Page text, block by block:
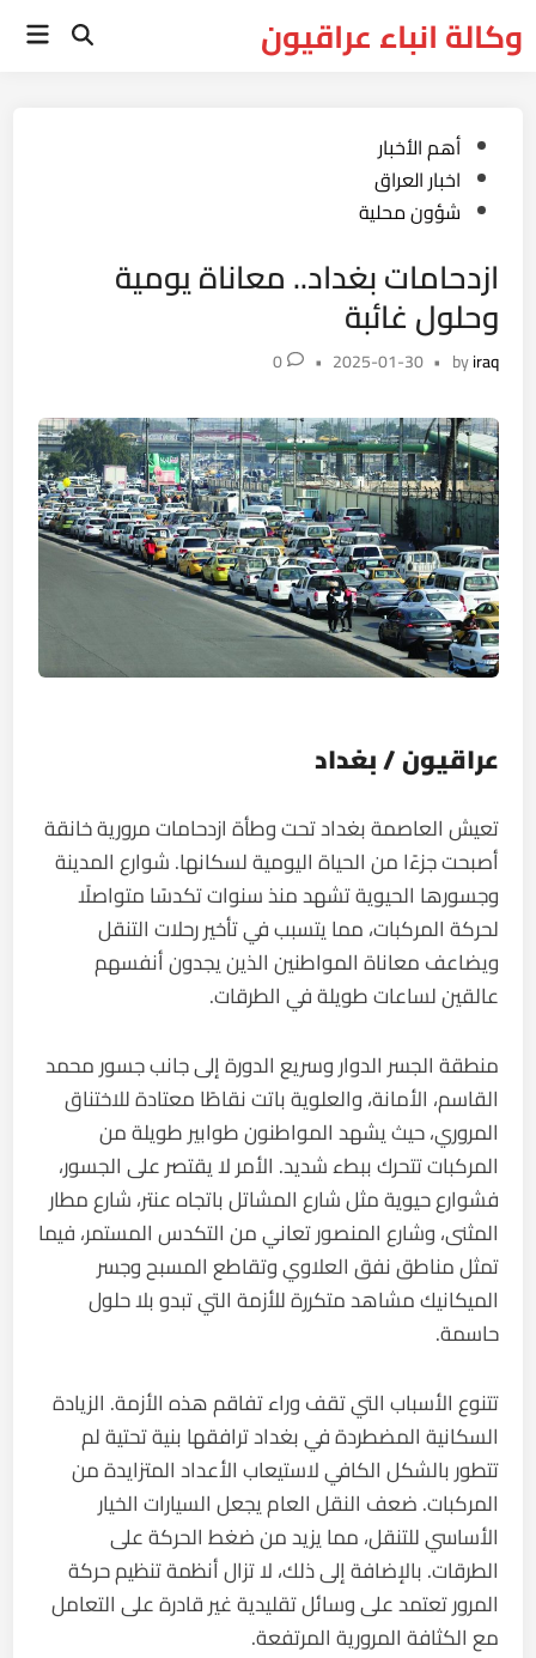
toوكالة انباء عراقيون Open
Posted
in
أهم الأخبار
اخبار العراق
شؤون محلية
ازدحامات بغداد.. معاناة يومية
وحلول غائبة
byiraq
•
2025-01-30
•
0
عراقيون / بغداد
تعيش العاصمة بغداد تحت وطأة ازدحامات مرورية خانقة
أصبحت جزءًا من الحياة اليومية لسكانها. شوارع المدينة
وجسورها الحيوية تشهد منذ سنوات تكدسًا متواصلًا
لحركة المركبات، مما يتسبب في تأخير رحلات التنقل
ويضاعف معاناة المواطنين الذين يجدون أنفسهم
عالقين لساعات طويلة في الطرقات.
منطقة الجسر الدوار وسريع الدورة إلى جانب جسور محمد
القاسم، الأمانة، والعلوية باتت نقاطًا معتادة للاختناق
المروري، حيث يشهد المواطنون طوابير طويلة من
المركبات تتحرك ببطء شديد. الأمر لا يقتصر على الجسور،
فشوارع حيوية مثل شارع المشاتل باتجاه عنتر، شارع مطار
المثنى، وشارع المنصور تعاني من التكدس المستمر، فيما
تمثل مناطق نفق العلاوي وتقاطع المسبح وجسر
الميكانيك مشاهد متكررة للأزمة التي تبدو بلا حلول
حاسمة.
تتنوع الأسباب التي تقف وراء تفاقم هذه الأزمة. الزيادة
السكانية المضطردة في بغداد ترافقها بنية تحتية لم
تتطور بالشكل الكافي لاستيعاب الأعداد المتزايدة من
المركبات. ضعف النقل العام يجعل السيارات الخيار
الأساسي للتنقل، مما يزيد من ضغط الحركة على
الطرقات. بالإضافة إلى ذلك، لا تزال أنظمة تنظيم حركة
المرور تعتمد على وسائل تقليدية غير قادرة على التعامل
مع الكثافة المرورية المرتفعة.